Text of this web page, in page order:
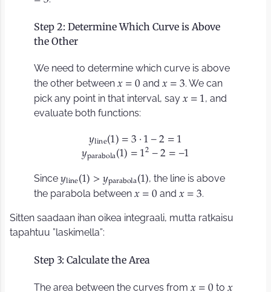
Step 2: Determine Which Curve is Above
the Other
We need to determine which curve is above
the other between 𝑥= 0 and𝑥= 3. We can
pick any point in that interval, say 𝑥= 1, and
evaluate both functions:
𝑦line(1) = 3 ⋅1 −2 = 1
𝑦parabola(1) = 12 −2 = −1
Since 𝑦line(1) > 𝑦parabola(1), the line is above
the parabola between 𝑥= 0 and𝑥= 3.
Sitten saadaan ihan oikea integraali, mutta ratkaisu
tapahtuu ”laskimella”:
Step 3: Calculate the Area
The area between the curves from to